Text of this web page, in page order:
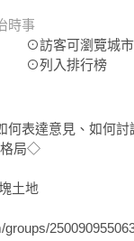
時事
⊙訪客可瀏覽城
⊙列入排行榜
何表達意見、如何
格局◇
土地